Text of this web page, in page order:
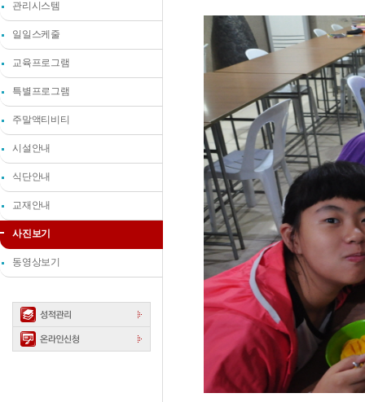
관리시스템
일일스케줄
교육프로그램
특별프로그램
주말액티비티
시설안내
식단안내
교재안내
사진보기
동영상보기